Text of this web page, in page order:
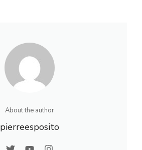
About the author
pierreesposito